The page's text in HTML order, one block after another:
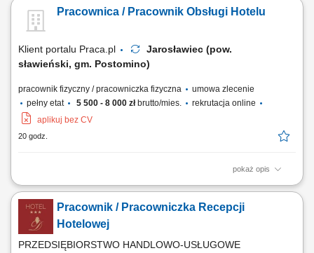
Pracownica / Pracownik Obsługi Hotelu
Klient portalu Praca.pl
Jarosławiec (pow.
sławieński, gm. Postomino)
pracownik fizyczny / pracowniczka fizyczna
umowa zlecenie
pełny etat
5 500 - 8 000 złbrutto/mies.
rekrutacja online
aplikuj bez CV
20 godz.
pokaż opis
sprzątanie i przygotowywanie pokoi dla gości, pomoc w restauracji
hotelowej lub w kuchni, prace związane z bieżącą obsługą hotelu.
Pracownik / Pracowniczka Recepcji
Hotelowej
PRZEDSIĘBIORSTWO HANDLOWO-USŁUGOWE